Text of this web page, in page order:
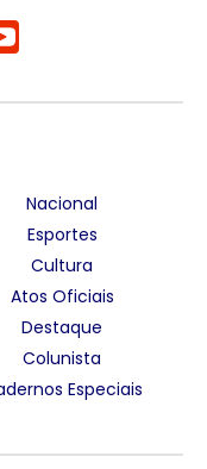
Nacional
Esportes
Cultura
Atos Oficiais
Destaque
Colunista
Especiais